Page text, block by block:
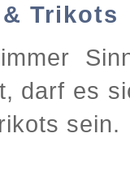
Trikots
darf es
sein.